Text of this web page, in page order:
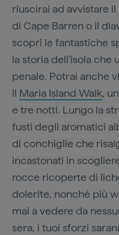
riuscirai ad avvistare
di Cape Barren o il
scopri le fantastiche
la storia dell'isola che
penale. Potrai anche
il Maria Island Walk,
e tre notti. Lungo la
fusti degli aromatici
di conchiglie che
incastonati in
rocce ricoperte di
dolerite, nonché più
mai a vedere da
sera, i tuoi sforzi